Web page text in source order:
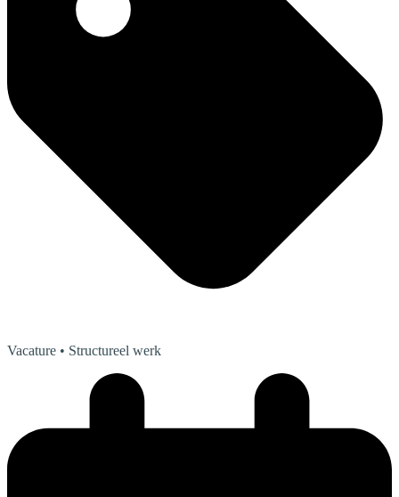
Vacature • Structureel werk